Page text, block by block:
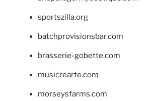
sportszilla.org
batchprovisionsbar.com
brasserie-gobette.com
musicrearte.com
morseysfarms.com